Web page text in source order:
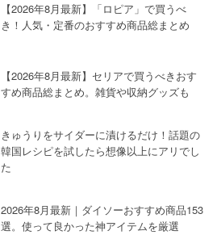
【2026年8月最新】「ロピア」で買うべ
き！人気・定番のおすすめ商品総まとめ
【2026年8月最新】セリアで買うべきおす
すめ商品総まとめ。雑貨や収納グッズも
きゅうりをサイダーに漬けるだけ！話題の
韓国レシピを試したら想像以上にアリでし
た
2026年8月最新｜ダイソーおすすめ商品153
選。使って良かった神アイテムを厳選